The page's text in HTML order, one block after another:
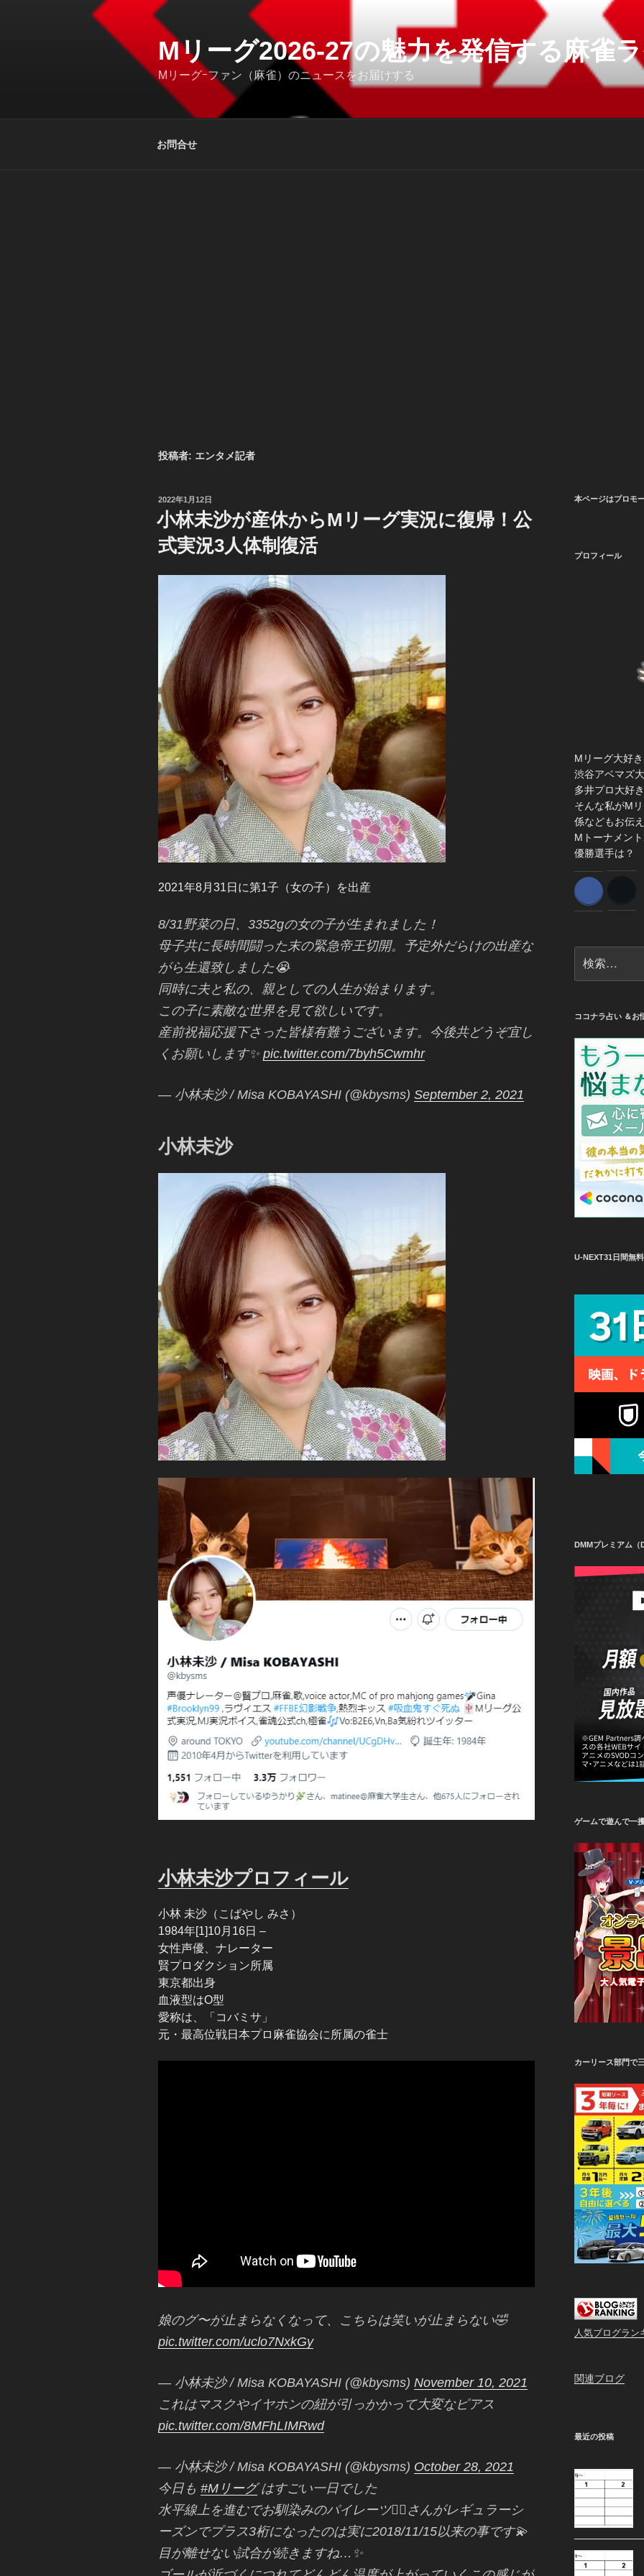
Mリーグ2026-27の魅力を発信する麻雀ラ
Mリーグｰファン（麻雀）のニュースをお届けする
お問合せ
投稿者: エンタメ記者
投
日:
2022年1月12日
小林未沙が産休からMリーグ実況に復帰！公
式実況3人体制復活
2021年8月31日に第1子（女の子）を出産
8/31野菜の日、3352gの女の子が生まれました！
母子共に長時間闘った末の緊急帝王切開。予定外だらけの出産な
がら生還致しました😭
同時に夫と私の、親としての人生が始まります。
この子に素敵な世界を見て欲しいです。
産前祝福応援下さった皆様有難うございます。今後共どうぞ宜し
くお願いします✨ pic.twitter.com/7byh5Cwmhr
— 小林未沙 / Misa KOBAYASHI (@kbysms) September 2, 2021
小林未沙
小林未沙プロフィール
小林 未沙（こばやし みさ）
1984年[1]10月16日 –
女性声優、ナレーター
賢プロダクション所属
東京都出身
血液型はO型
愛称は、「コバミサ」
元・最高位戦日本プロ麻雀協会に所属の雀士
娘のグ〜が止まらなくなって、こちらは笑いが止まらない🤣
pic.twitter.com/uclo7NxkGy
— 小林未沙 / Misa KOBAYASHI (@kbysms) November 10, 2021
これはマスクやイヤホンの紐が引っかかって大変なピアス
pic.twitter.com/8MFhLIMRwd
— 小林未沙 / Misa KOBAYASHI (@kbysms) October 28, 2021
今日も #Mリーグはすごい一日でした
水平線上を進むでお馴染みのパイレーツ🏴‍☠️さんがレギュラーシ
ーズンでプラス3桁になったのは実に2018/11/15以来の事です💫
目が離せない試合が続きますね…✨
本ページはプロモ
プロフィール
Mリーグ大好き
渋谷アベマズ
多井プロ大好き
そんな私がM
係などもお伝
Mトーナメン
優勝選手は？
索:
ココナラ占い ＆お
U-NEXT31日間無
DMMプレミアム（
ゲームで遊んで一
カーリース部門で
人気ブログラン
関連ブログ
最近の投稿